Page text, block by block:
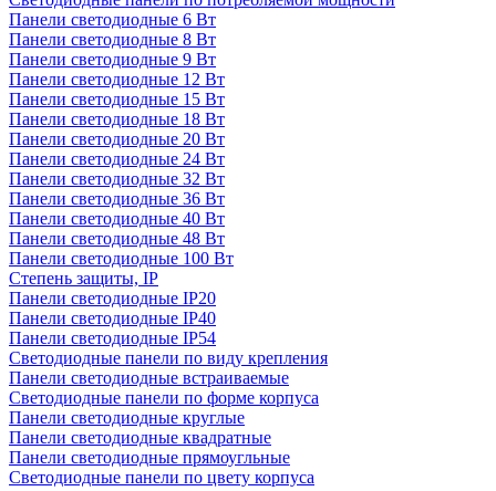
Панели светодиодные 6 Вт
Панели светодиодные 8 Вт
Панели светодиодные 9 Вт
Панели светодиодные 12 Вт
Панели светодиодные 15 Вт
Панели светодиодные 18 Вт
Панели светодиодные 20 Вт
Панели светодиодные 24 Вт
Панели светодиодные 32 Вт
Панели светодиодные 36 Вт
Панели светодиодные 40 Вт
Панели светодиодные 48 Вт
Панели светодиодные 100 Вт
Степень защиты, IP
Панели светодиодные IP20
Панели светодиодные IP40
Панели светодиодные IP54
Светодиодные панели по виду крепления
Панели светодиодные встраиваемые
Светодиодные панели по форме корпуса
Панели светодиодные круглые
Панели светодиодные квадратные
Панели светодиодные прямоугльные
Светодиодные панели по цвету корпуса